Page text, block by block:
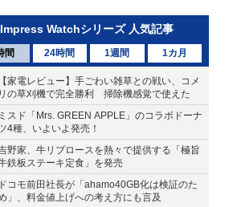
Impress Watchシリーズ 人気記事
間 24時間 1週間 1カ月
家電レビュー】手ごわい雑草との戦い、コメ
の草刈機で完全勝利 掃除機感覚で使えた
スド「Mrs. GREEN APPLE」のコラボドーナ
4種、いよいよ発売！
野家、牛リブロースを熱々で提供する「極旨
鉄板ステーキ定食」を発売
コモ前田社長が「ahamo40GB化は検証のた
」、料金値上げへの考え方にも言及